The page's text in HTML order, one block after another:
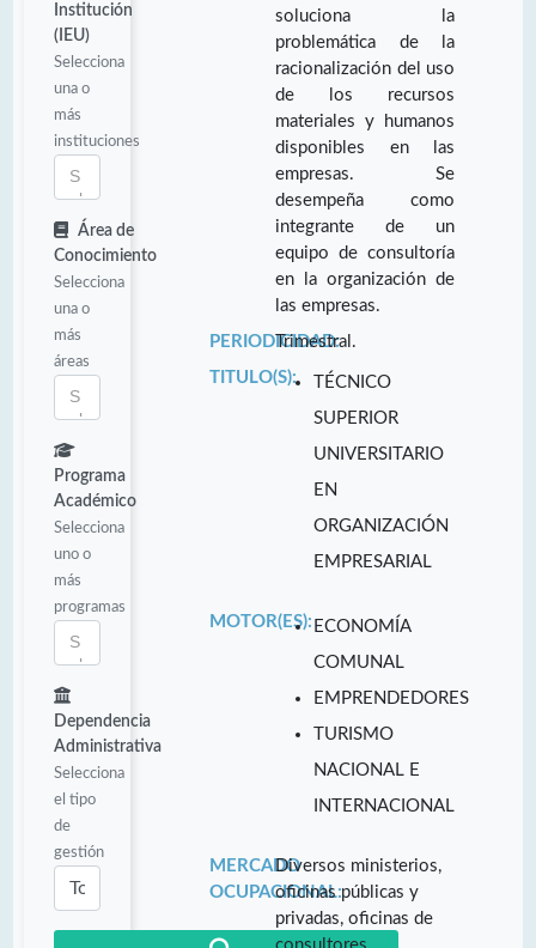
Institución
(IEU)
Selecciona
una o
más
instituciones
Área de
Conocimiento
Selecciona
una o
más
áreas
Programa
Académico
Selecciona
uno o
más
programas
Dependencia
Administrativa
Selecciona
el tipo
de
gestión
soluciona la
problemática de la
racionalización del uso
de los recursos
materiales y humanos
disponibles en las
empresas. Se
desempeña como
integrante de un
equipo de consultoría
en la organización de
las empresas.
PERIODICIDAD:
Trimestral.
TITULO(S):
TÉCNICO
SUPERIOR
UNIVERSITARIO
EN
ORGANIZACIÓN
EMPRESARIAL
MOTOR(ES): ECONOMÍA
COMUNAL
EMPRENDEDORES
TURISMO
NACIONAL E
INTERNACIONAL
MERCADO
OCUPACIONAL:
Diversos ministerios,
oficinas públicas y
privadas, oficinas de